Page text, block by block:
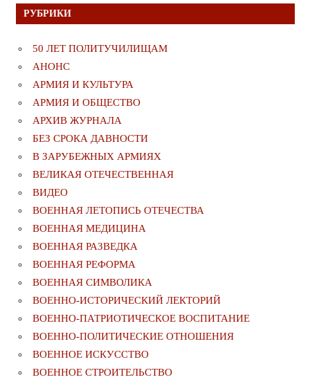
РУБРИКИ
50 ЛЕТ ПОЛИТУЧИЛИЩАМ
АНОНС
АРМИЯ И КУЛЬТУРА
АРМИЯ И ОБЩЕСТВО
АРХИВ ЖУРНАЛА
БЕЗ СРОКА ДАВНОСТИ
В ЗАРУБЕЖНЫХ АРМИЯХ
ВЕЛИКАЯ ОТЕЧЕСТВЕННАЯ
ВИДЕО
ВОЕННАЯ ЛЕТОПИСЬ ОТЕЧЕСТВА
ВОЕННАЯ МЕДИЦИНА
ВОЕННАЯ РАЗВЕДКА
ВОЕННАЯ РЕФОРМА
ВОЕННАЯ СИМВОЛИКА
ВОЕННО-ИСТОРИЧЕСКИЙ ЛЕКТОРИЙ
ВОЕННО-ПАТРИОТИЧЕСКОЕ ВОСПИТАНИЕ
ВОЕННО-ПОЛИТИЧЕСКИE ОТНОШЕНИЯ
ВОЕННОЕ ИСКУССТВО
ВОЕННОЕ СТРОИТЕЛЬСТВО